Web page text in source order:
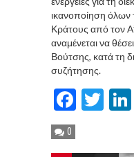
ικανοποίηση όλων
Κράτους από τον
αναμένεται να
Βούτσης, κατά τη
συζήτησης.
0